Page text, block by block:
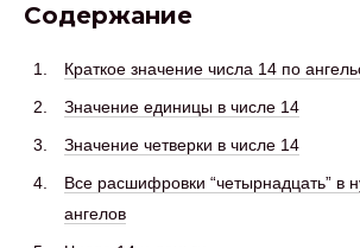
Содержание
Краткое значение числа 14 по
Значение единицы в числе 14
Значение четверки в числе 14
Все расшифровки “четырнадцать” в
ангелов